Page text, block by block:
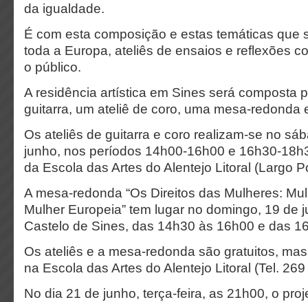
da igualdade.
É com esta composição e estas temáticas que
toda a Europa, ateliês de ensaios e reflexões
o público.
A residência artística em Sines será composta
guitarra, um ateliê de coro, uma mesa-redonda
Os ateliês de guitarra e coro realizam-se no
junho, nos períodos 14h00-16h00 e 16h30-
da Escola das Artes do Alentejo Litoral (Largo
A mesa-redonda “Os Direitos das Mulheres:
Mulher Europeia” tem lugar no domingo, 19 de
Castelo de Sines, das 14h30 às 16h00 e das
Os ateliês e a mesa-redonda são gratuitos,
na Escola das Artes do Alentejo Litoral (Tel.
No dia 21 de junho, terça-feira, as 21h00, o